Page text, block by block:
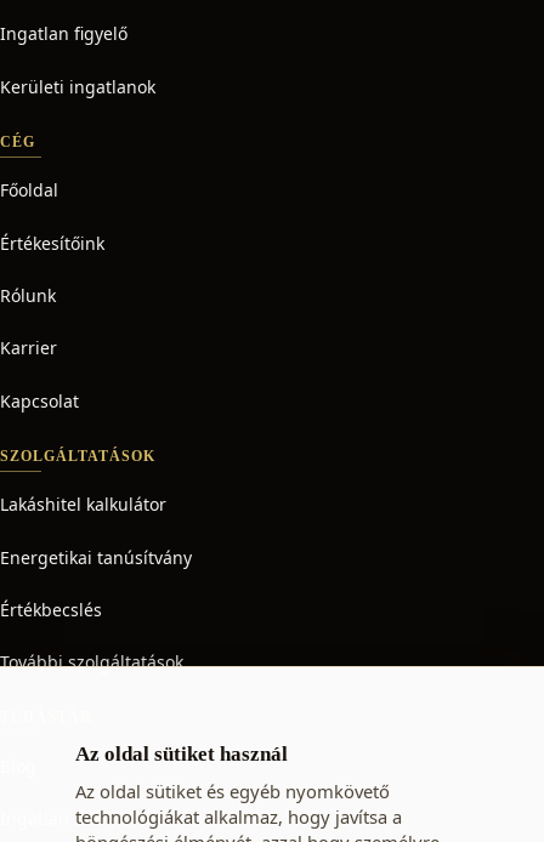
Az oldal sütiket használ
Az oldal sütiket és egyéb nyomkövető
technológiákat alkalmaz, hogy javítsa a
Ingatlan figyelő
Kerületi ingatlanok
CÉG
Főoldal
Értékesítőink
Rólunk
Karrier
Kapcsolat
SZOLGÁLTATÁSOK
Lakáshitel kalkulátor
Energetikai tanúsítvány
Értékbecslés
További szolgáltatások
Ingatlan adó